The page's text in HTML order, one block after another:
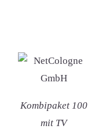
Kombipaket 100
mit TV